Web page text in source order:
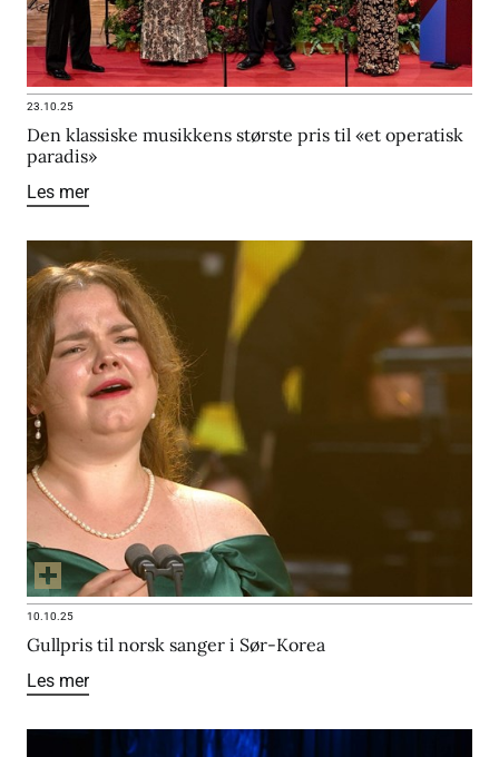
23.10.25
Den klassiske musikkens største pris til «et operatisk
paradis»
Les mer
10.10.25
Gullpris til norsk sanger i Sør-Korea
Les mer